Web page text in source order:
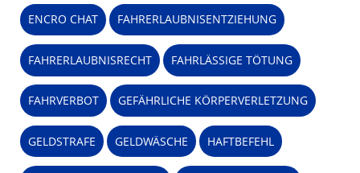
ENCRO CHAT FAHRERLAUBNISENTZIEHUNG
FAHRERLAUBNISRECHT FAHRLÄSSIGE TÖTUNG
FAHRVERBOT GEFÄHRLICHE KÖRPERVERLETZUNG
GELDSTRAFE GELDWÄSCHE HAFTBEFEHL